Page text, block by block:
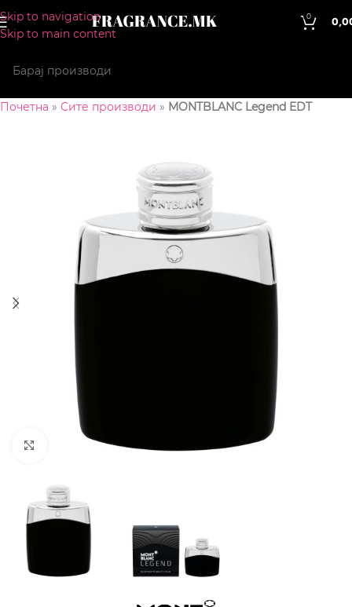
Skip to navigation
Skip to main content
0
Почетна » Сите производи » MONTBLANC Legend EDT
CLICK TO ENLARGE